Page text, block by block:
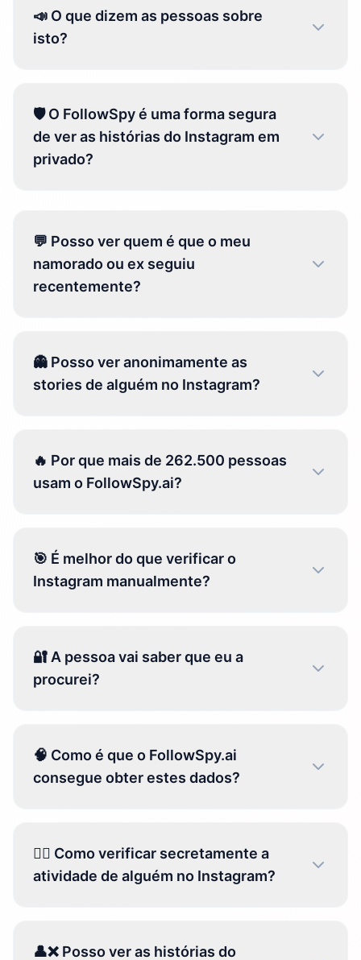
📣 O que dizem as pessoas sobre
isto?
🛡️ O FollowSpy é uma forma segura
de ver as histórias do Instagram em
privado?
💬 Posso ver quem é que o meu
namorado ou ex seguiu
recentemente?
👻 Posso ver anonimamente as
stories de alguém no Instagram?
🔥 Por que mais de 262.500 pessoas
usam o FollowSpy.ai?
🎯 É melhor do que verificar o
Instagram manualmente?
🔐 A pessoa vai saber que eu a
procurei?
🧠 Como é que o FollowSpy.ai
consegue obter estes dados?
🕵️‍♀️ Como verificar secretamente a
atividade de alguém no Instagram?
👤❌ Posso ver as histórias do